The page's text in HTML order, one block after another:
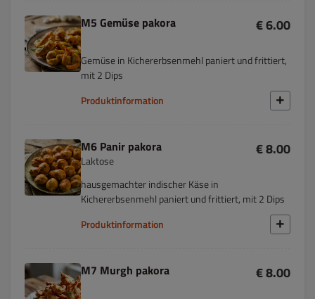
M5 Gemüse pakora € 6.00
Gemüse in Kichererbsenmehl paniert und frittiert,
mit 2 Dips
Produktinformation
M6 Panir pakora
Laktose
€ 8.00
hausgemachter indischer Käse in
Kichererbsenmehl paniert und frittiert, mit 2 Dips
Produktinformation
M7 Murgh pakora € 8.00